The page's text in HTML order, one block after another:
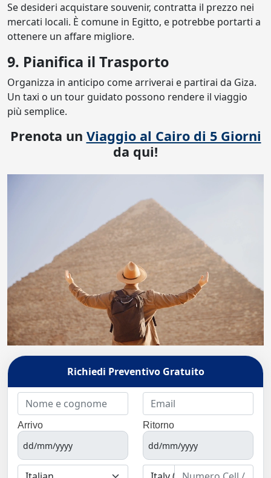
Se desideri acquistare souvenir, contratta il prezzo nei
mercati locali. È comune in Egitto, e potrebbe portarti a
ottenere un affare migliore.
9. Pianifica il Trasporto
Organizza in anticipo come arriverai e partirai da Giza.
Un taxi o un tour guidato possono rendere il viaggio
più semplice.
Prenota un Viaggio al Cairo di 5 Giorni
da qui!
Richiedi Preventivo Gratuito
Arrivo Ritorno